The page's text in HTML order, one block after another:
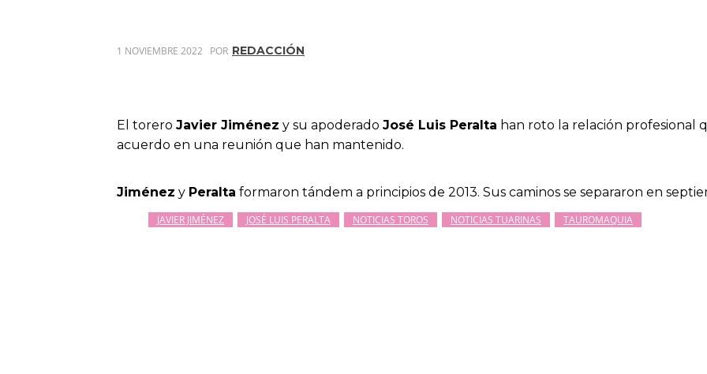
1 NOVIEMBRE 2022 POR REDACCIÓN
El torero Javier Jiménez y su apoderado José Luis Peralta han roto la relación profesional
acuerdo en una reunión que han mantenido.
Jiménez y Peralta formaron tándem a principios de 2013. Sus caminos se separaron en
JAVIER JIMÉNEZ JOSÉ LUIS PERALTA NOTICIAS TOROS NOTICIAS TUARINAS TAUROMAQUIA